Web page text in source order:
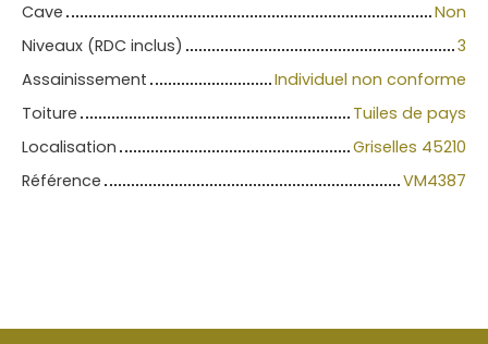
Cave
Non
Niveaux (RDC inclus)
3
Assainissement
Individuel non conforme
Toiture
Tuiles de pays
Localisation
Griselles 45210
Référence
VM4387